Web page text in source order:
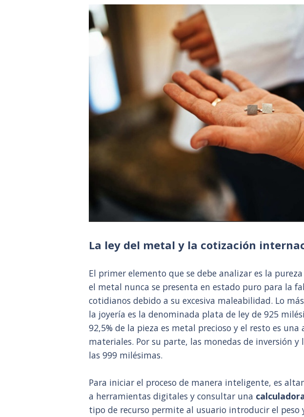
La ley del metal y la cotización
El primer elemento que se debe analizar es la
el metal nunca se presenta en estado puro para la
cotidianos debido a su excesiva maleabilidad. Lo
la joyería es la denominada plata de ley de 925
92,5% de la pieza es metal precioso y el resto es una
materiales. Por su parte, las monedas de inversión y
las 999 milésimas.
Para iniciar el proceso de manera inteligente, es
a herramientas digitales y consultar una
tipo de recurso permite al usuario introducir el peso